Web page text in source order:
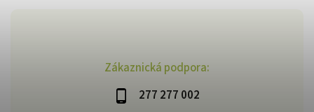
Zákaznická podpora:
277 277 002